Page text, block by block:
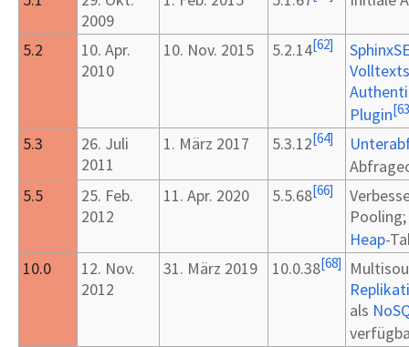
2009
5.2 10. Apr.
2010
10. Nov. 2015 5.2.14[62]
Plugin[63
5.3 26. Juli
2011
1. März 2017 5.3.12[64]
5.5
25. Feb.
2012
11. Apr. 2020 5.5.68[66]
Heap-
10.0
12. Nov.
2012
31. März 2019 10.0.38[68]
als